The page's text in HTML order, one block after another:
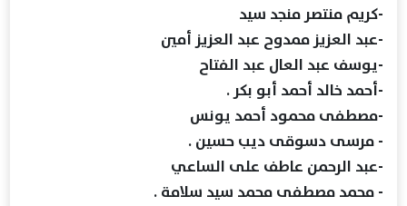
-كريم منتصر منجد سید
-عبد العزيز ممدوح عبد العزيز أمين
-يوسف عبد العال عبد الفتاح
-أحمد خالد أحمد أبو بكر .
-مصطفى محمود أحمد يونس
- مرسی دسوقی دیب حسین .
-عبد الرحمن عاطف على الساعي
- محمد مصطفی محمد سيد سلامة .